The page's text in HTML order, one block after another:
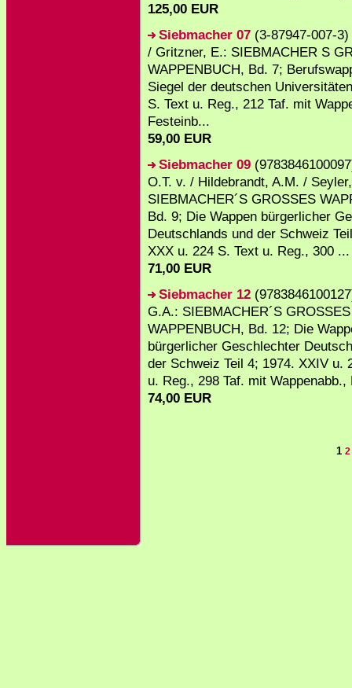
125,00 EUR
Siebmacher 07 (3-87947-007-
/ Gritzner, E.: SIEBMACHER S
WAPPENBUCH, Bd. 7;
Siegel der deutschen
S. Text u. Reg., 212 Taf. mit
Festeinb...
59,00 EUR
Siebmacher 09
O.T. v. / Hildebrandt, A.M. /
SIEBMACHER´S GROSSES
Bd. 9; Die Wappen bürgerlicher
Deutschlands und der Schweiz
XXX u. 224 S. Text u. Reg., 300 ...
71,00 EUR
Siebmacher 12
G.A.: SIEBMACHER´S GROSSES
WAPPENBUCH, Bd. 12; Die
bürgerlicher Geschlechter
der Schweiz Teil 4; 1974. XXIV u.
u. Reg., 298 Taf. mit Wappenabb.,
74,00 EUR
1 2